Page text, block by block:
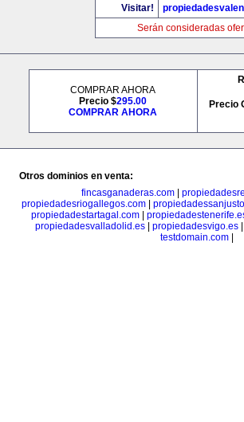
Visitar!
Serán consideradas
COMPRAR AHORA
Precio $295.00
COMPRAR AHORA
Precio
Otros dominios en venta:
fincasganaderas.com|
propiedadesriogallegos.com|
propiedadestartagal.com|
propiedadesvalladolid.es
propiedadesvigo.es
testdomain.com